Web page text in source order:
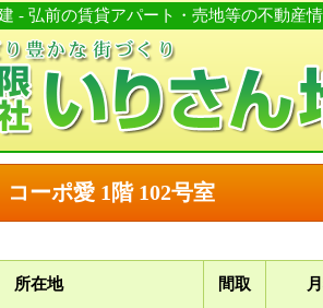
- 弘前の賃貸アパート・売地等の不動産
コーポ愛 1階 102号室
所在地 間取